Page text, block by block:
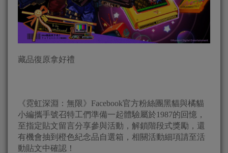
藏品復原拿好禮
《霓虹深淵：無限》Facebook官方粉絲團黑貓與橘貓
小編攜手號召特工們準備一起體驗屬於1987的回憶，
至指定貼文留言分享參與活動，解鎖階段式獎勵，還
有機會抽到橙色紀念品自選箱，相關活動細項請至活
動貼文中確認！